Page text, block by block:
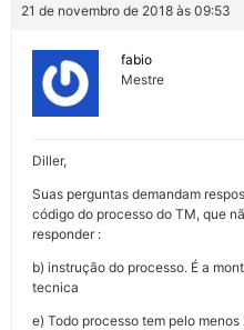
21 de novembro de 2018 às 09:53
fabio
Mestre
Diller,
Suas perguntas demandam
código do processo do TM, que
responder :
b) instrução do processo. É a
tecnica
e) Todo processo tem pelo